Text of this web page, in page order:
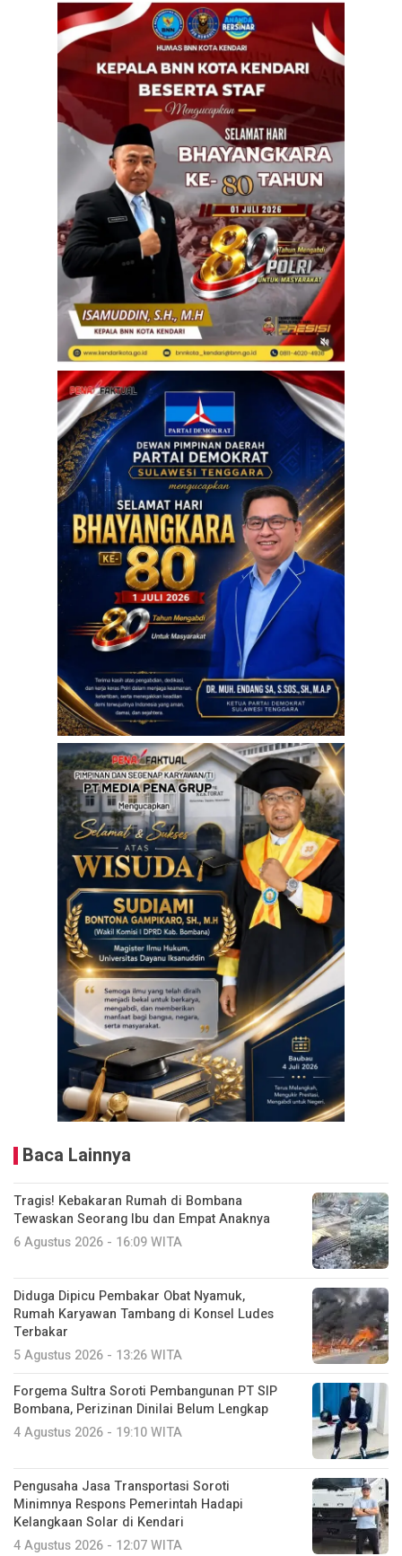
Baca Lainnya
Tragis! Kebakaran Rumah di Bombana
Tewaskan Seorang Ibu dan Empat Anaknya
6 Agustus 2026 - 16:09 WITA
Diduga Dipicu Pembakar Obat Nyamuk,
Rumah Karyawan Tambang di Konsel Ludes
Terbakar
5 Agustus 2026 - 13:26 WITA
Forgema Sultra Soroti Pembangunan PT SIP
Bombana, Perizinan Dinilai Belum Lengkap
4 Agustus 2026 - 19:10 WITA
Pengusaha Jasa Transportasi Soroti
Minimnya Respons Pemerintah Hadapi
Kelangkaan Solar di Kendari
4 Agustus 2026 - 12:07 WITA